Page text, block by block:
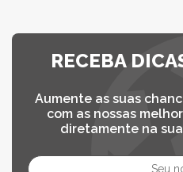
RECEBA
Aumente as suas
com as nossas
diretamente na